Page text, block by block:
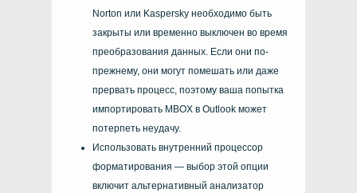
Norton или Kaspersky необходимо быть
закрыты или временно выключен во время
преобразования данных. Если они по-
прежнему, они могут помешать или даже
прервать процесс, поэтому ваша попытка
импортировать MBOX в Outlook может
потерпеть неудачу.
Использовать внутренний процессор
форматирования — выбор этой опции
включит альтернативный анализатор